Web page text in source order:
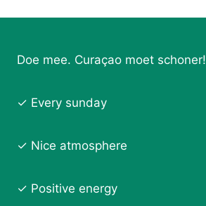
Doe mee. Curaçao moet schoner!
✓ Every sunday
✓ Nice atmosphere
✓ Positive energy